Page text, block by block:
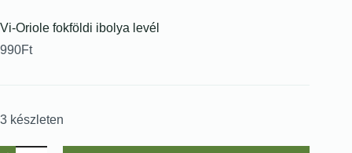
Vi-Oriole fokföldi ibolya levél
990Ft
3 készleten